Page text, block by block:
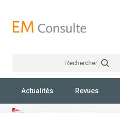
Rechercher
Actualités Revues